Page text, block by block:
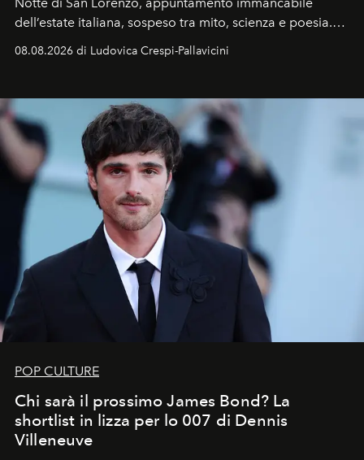
dell’estate italiana, sospeso tra mito, scienza e poesia.
Sarà il momento in cui gli occhi si alzano verso la volta
celeste per seguire il passaggio delle
all’universo i desideri più segreti
08.08.2026 di Ludovica Crespi-Pallavicini
POP CULTURE
Chi sarà il prossimo James Bond? La
shortlist in lizza per lo 007 di Dennis
Villeneuve